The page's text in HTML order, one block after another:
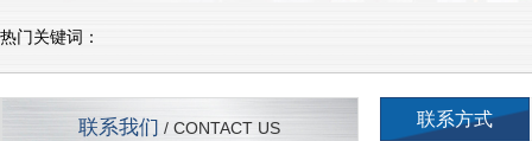
热门关键词：
联系我们 / CONTACT US 联系方式